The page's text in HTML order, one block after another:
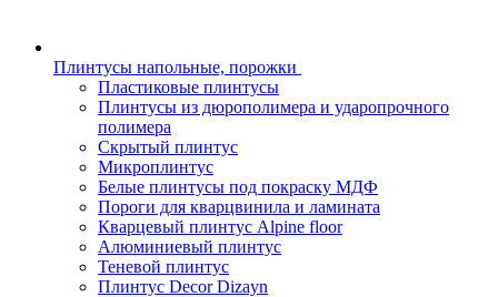
Плинтусы напольные, порожки
Пластиковые плинтусы
Плинтусы из дюрополимера и ударопрочного
полимера
Скрытый плинтус
Микроплинтус
Белые плинтусы под покраску МДФ
Пороги для кварцвинила и ламината
Кварцевый плинтус Alpine floor
Алюминиевый плинтус
Теневой плинтус
Плинтус Decor Dizayn